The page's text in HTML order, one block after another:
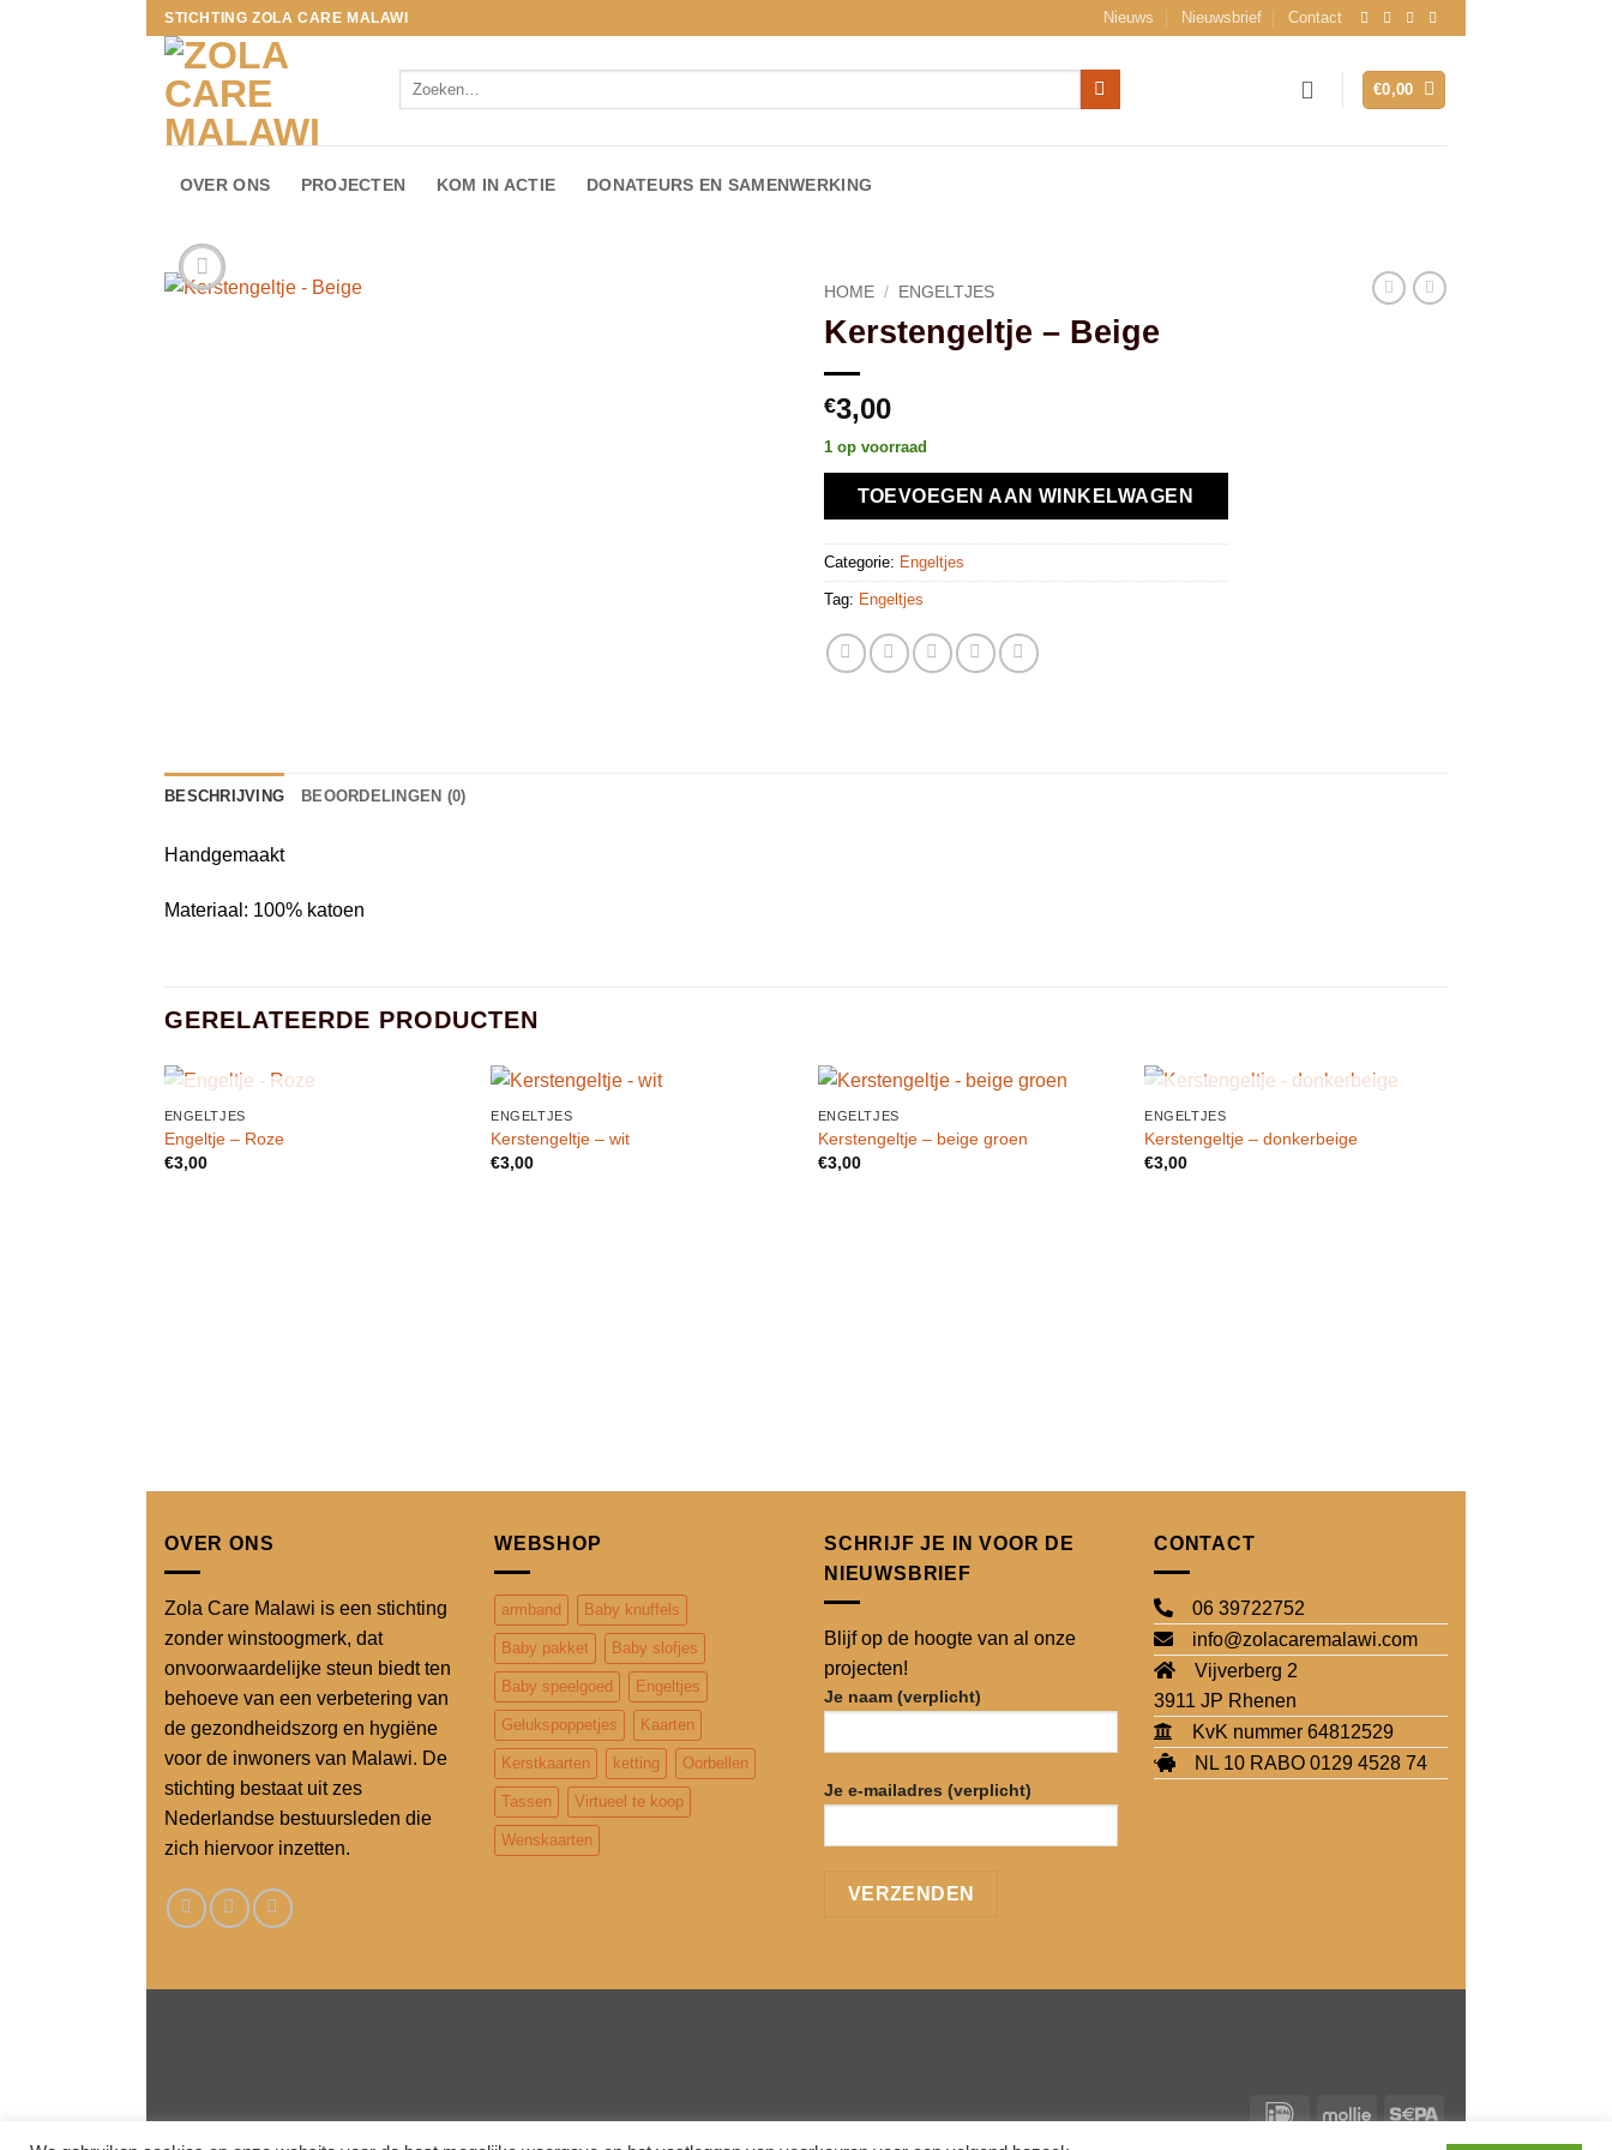
Ga
naar
inhoud
STICHTING ZOLA CARE MALAWI Nieuws Nieuwsbrief Contact
Zoeken
€0,00
OVER ONS PROJECTEN KOM IN ACTIE DONATEURS EN SAMENWERKING
HOME / ENGELTJES
Kerstengeltje – Beige
€3,00
1 op voorraad
TOEVOEGEN AAN WINKELWAGEN
Categorie: Engeltjes
Tag: Engeltjes
BESCHRIJVING BEOORDELINGEN (0)
Handgemaakt
Materiaal: 100% katoen
GERELATEERDE PRODUCTEN
ENGELTJES
Engeltje – Roze
€3,00
ENGELTJES
Kerstengeltje – wit
€3,00
ENGELTJES
Kerstengeltje – beige groen
€3,00
UITVERKOCHT
ENGELTJES
Kerstengeltje – donkerbeige
€3,00
OVER ONS
Zola Care Malawi is een stichting
zonder winstoogmerk, dat
onvoorwaardelijke steun biedt ten
behoeve van een verbetering van
de gezondheidszorg en hygiëne
voor de inwoners van Malawi. De
stichting bestaat uit zes
Nederlandse bestuursleden die
zich hiervoor inzetten.
WEBSHOP
armband Baby knuffels
Baby pakket Baby slofjes
Baby speelgoed Engeltjes
Gelukspoppetjes Kaarten
Kerstkaarten ketting Oorbellen
Tassen Virtueel te koop
Wenskaarten
SCHRIJF JE IN VOOR DE
NIEUWSBRIEF
Blijf op de hoogte van al onze
projecten!
Je naam (verplicht)
Je e-mailadres (verplicht)
CONTACT
06 39722752
info@zolacaremalawi.com
Vijverberg 2
3911 JP Rhenen
KvK nummer 64812529
NL 10 RABO 0129 4528 74
IDeal Mollie